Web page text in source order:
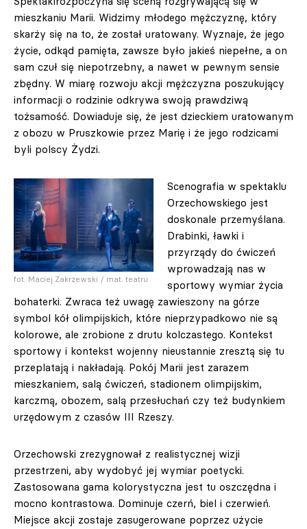
mieszkaniu Marii. Widzimy młodego mężczyznę, który
skarży się na to, że został uratowany. Wyznaje, że jego
życie, odkąd pamięta, zawsze było jakieś niepełne, a on
sam czuł się niepotrzebny, a nawet w pewnym sensie
zbędny. W miarę rozwoju akcji mężczyzna poszukujący
informacji o rodzinie odkrywa swoją prawdziwą
tożsamość. Dowiaduje się, że jest dzieckiem uratowanym
z obozu w Pruszkowie przez Marię i że jego rodzicami
byli polscy Żydzi.
fot. Maciej Zakrzewski / mat. teatru
Scenografia w spektaklu
Orzechowskiego jest
doskonale przemyślana.
Drabinki, ławki i
przyrządy do ćwiczeń
wprowadzają nas w
sportowy wymiar życia
bohaterki. Zwraca też uwagę zawieszony na górze
symbol kół olimpijskich, które nieprzypadkowo nie są
kolorowe, ale zrobione z drutu kolczastego. Kontekst
sportowy i kontekst wojenny nieustannie zresztą się tu
przeplatają i nakładają. Pokój Marii jest zarazem
mieszkaniem, salą ćwiczeń, stadionem olimpijskim,
karczmą, obozem, salą przesłuchań czy też budynkiem
urzędowym z czasów III Rzeszy.
Orzechowski zrezygnował z realistycznej wizji
przestrzeni, aby wydobyć jej wymiar poetycki.
Zastosowana gama kolorystyczna jest tu oszczędna i
mocno kontrastowa. Dominuje czerń, biel i czerwień.
Miejsce akcji zostaje zasugerowane poprzez użycie